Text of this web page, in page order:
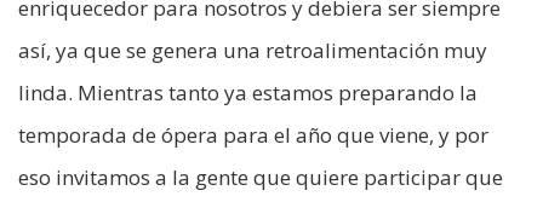
enriquecedor para nosotros y debiera ser siempre
así, ya que se genera una retroalimentación muy
linda. Mientras tanto ya estamos preparando la
temporada de ópera para el año que viene, y por
eso invitamos a la gente que quiere participar que